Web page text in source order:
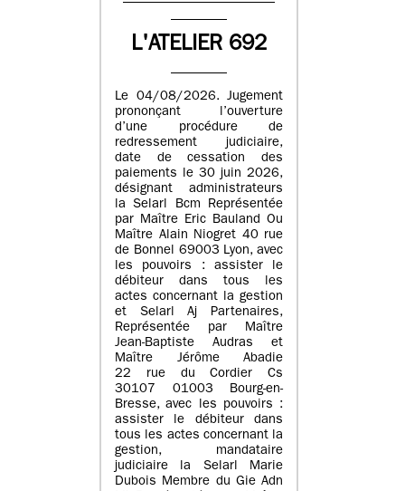
L'ATELIER 692
Le 04/08/2026. Jugement
prononçant l’ouverture
d’une procédure de
redressement judiciaire,
date de cessation des
paiements le 30 juin 2026,
désignant administrateurs
la Selarl Bcm Représentée
par Maître Eric Bauland Ou
Maître Alain Niogret 40 rue
de Bonnel 69003 Lyon, avec
les pouvoirs : assister le
débiteur dans tous les
actes concernant la gestion
et Selarl Aj Partenaires,
Représentée par Maître
Jean-Baptiste Audras et
Maître Jérôme Abadie
22 rue du Cordier Cs
30107 01003 Bourg-en-
Bresse, avec les pouvoirs :
assister le débiteur dans
tous les actes concernant la
gestion, mandataire
judiciaire la Selarl Marie
Dubois Membre du Gie Adn